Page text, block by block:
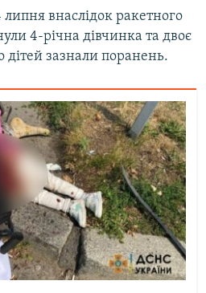
внаслідок ракетного
4-річна дівчинка та двоє
зазнали поранень.